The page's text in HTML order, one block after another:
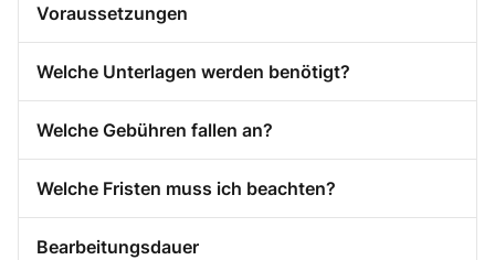
Voraussetzungen
Welche Unterlagen werden benötigt?
Welche Gebühren fallen an?
Welche Fristen muss ich beachten?
Bearbeitungsdauer